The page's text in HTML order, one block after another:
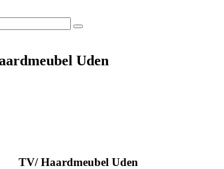
Uden
TV/ Haardmeubel Uden